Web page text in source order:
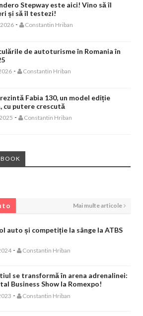
Stepway este aici! Vino să îl
și să îl testezi!
- Constantin Hriban
de autoturisme în Romania în
- Constantin Hriban
Fabia 130, un model ediție
cu putere crescută
- Constantin Hriban
Mai multe articole
auto și competiție la sânge la ATBS
- Constantin Hriban
se transformă în arena adrenalinei:
Business Show la Romexpo!
- Constantin Hriban